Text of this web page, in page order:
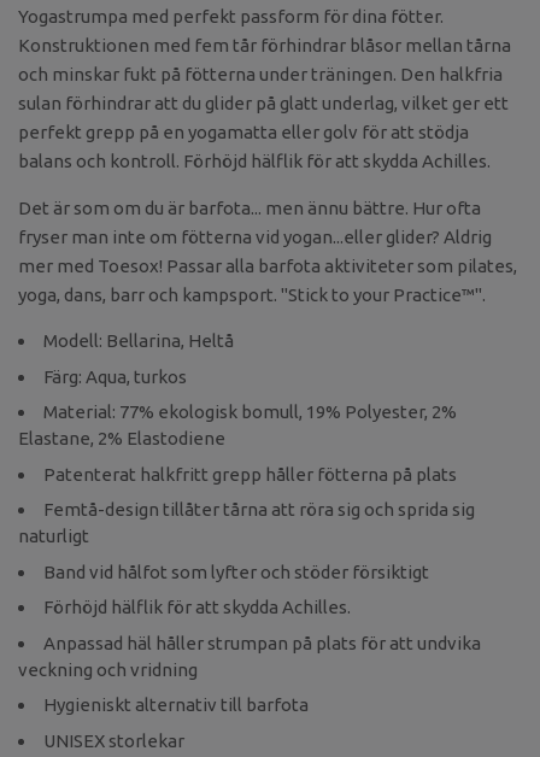
Yogastrumpa med perfekt passform för dina fötter.
Konstruktionen med fem tår förhindrar blåsor mellan tårna
och minskar fukt på fötterna under träningen. Den halkfria
sulan förhindrar att du glider på glatt underlag, vilket ger ett
perfekt grepp på en yogamatta eller golv för att stödja
balans och kontroll. Förhöjd hälflik för att skydda Achilles.
Det är som om du är barfota... men ännu bättre. Hur ofta
fryser man inte om fötterna vid yogan...eller glider? Aldrig
mer med Toesox! Passar alla barfota aktiviteter som pilates,
yoga, dans, barr och kampsport. "Stick to your Practice™".
Modell: Bellarina, Heltå
Färg: Aqua, turkos
Material: 77% ekologisk bomull, 19% Polyester, 2%
Elastane, 2% Elastodiene
Patenterat halkfritt grepp håller fötterna på plats
Femtå-design tillåter tårna att röra sig och sprida sig
naturligt
Band vid hålfot som lyfter och stöder försiktigt
Förhöjd hälflik för att skydda Achilles.
Anpassad häl håller strumpan på plats för att undvika
veckning och vridning
Hygieniskt alternativ till barfota
UNISEX storlekar